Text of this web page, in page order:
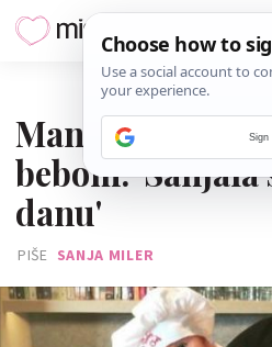
Manekenka
bebom: 'Sanjala
danu'
PIŠE SANJA MILER
Sign